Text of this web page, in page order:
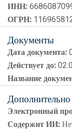
ИНН:
ОГРН:
Документы
Дата документа:
Действует до:
Название
Дополнительно
Электронный
Содержит ИИ: